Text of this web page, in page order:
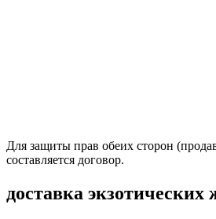
Для защиты прав обеих сторон
составляется договор.
доставка